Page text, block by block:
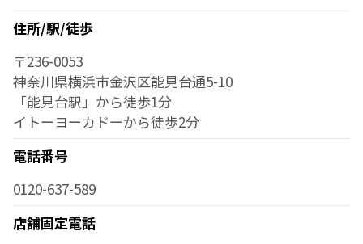
住所/駅/徒歩
〒236-0053
神奈川県横浜市金沢区能見台通5-10
「能見台駅」から徒歩1分
イトーヨーカドーから徒歩2分
電話番号
0120-637-589
店舗固定電話